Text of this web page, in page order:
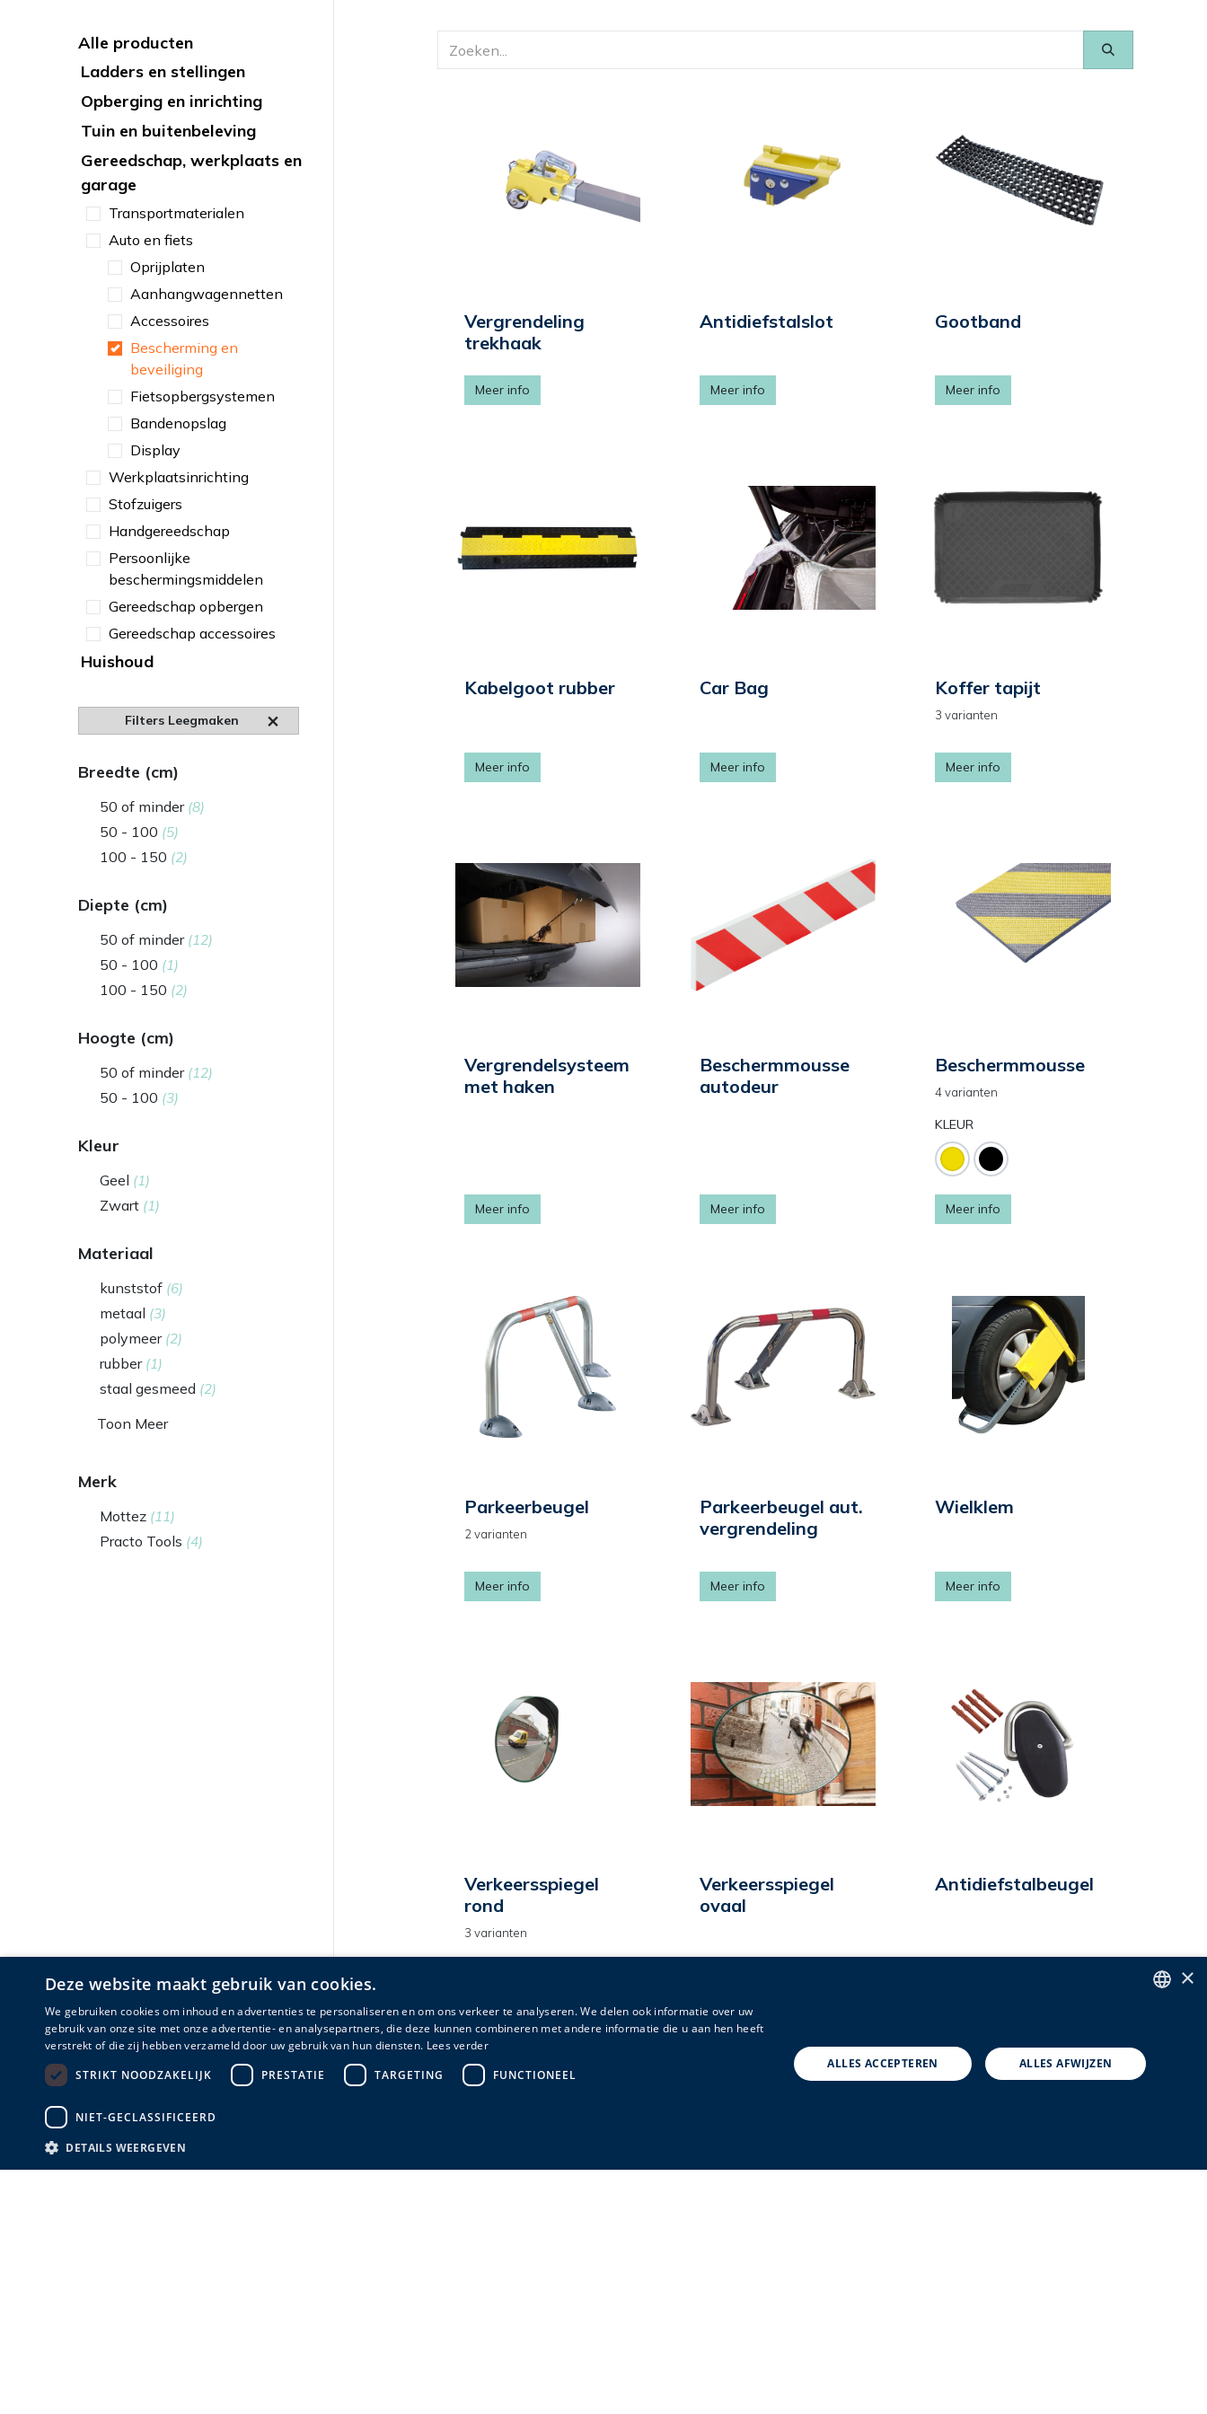
Alle producten
Ladders en stellingen
Opberging en inrichting
Tuin en buitenbeleving
Gereedschap, werkplaats en
garage
Transportmaterialen
Auto en fiets
Oprijplaten
Aanhangwagennetten
Accessoires
Bescherming en
beveiliging
Fietsopbergsystemen
Bandenopslag
Display
Werkplaatsinrichting
Stofzuigers
Handgereedschap
Persoonlijke
beschermingsmiddelen
Gereedschap opbergen
Gereedschap accessoires
Huishoud
Filters Leegmaken
Breedte (cm)
50 of minder (8)
50 - 100 (5)
100 - 150 (2)
Diepte (cm)
50 of minder (12)
50 - 100 (1)
100 - 150 (2)
Hoogte (cm)
50 of minder (12)
50 - 100 (3)
Kleur
Geel (1)
Zwart (1)
Materiaal
kunststof (6)
metaal (3)
polymeer (2)
rubber (1)
staal gesmeed (2)
Toon Meer
Merk
Mottez (11)
Practo Tools (4)
Vergrendeling
trekhaak
Meer info
Antidiefstalslot
Meer info
Gootband
Meer info
Kabelgoot rubber
Meer info
Car Bag
Meer info
Koffer tapijt
3 varianten
Meer info
Vergrendelsysteem
met haken
Meer info
Beschermmousse
autodeur
Meer info
Beschermmousse
4 varianten
KLEUR
Meer info
Parkeerbeugel
2 varianten
Meer info
Parkeerbeugel aut.
vergrendeling
Meer info
Wielklem
Meer info
Verkeersspiegel
rond
3 varianten
Verkeersspiegel
ovaal
Antidiefstalbeugel
DUTCH
×
Deze website maakt gebruik van cookies.
We gebruiken cookies om inhoud en advertenties te personaliseren en om ons verkeer te analyseren. We delen ook informatie over uw
gebruik van onze site met onze advertentie- en analysepartners, die deze kunnen combineren met andere informatie die u aan hen heeft
verstrekt of die zij hebben verzameld door uw gebruik van hun diensten. Lees verder
STRIKT NOODZAKELIJK
PRESTATIE TARGETING FUNCTIONEEL
NIET-GECLASSIFICEERD
DETAILS WEERGEVEN
ALLES ACCEPTEREN ALLES AFWIJZEN